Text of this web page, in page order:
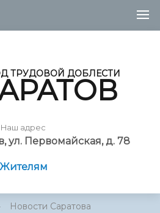
ТРУДОВОЙ ДОБЛЕСТИ
Наш адрес
ул. Первомайская, д. 78
Жителям
Новости Саратова